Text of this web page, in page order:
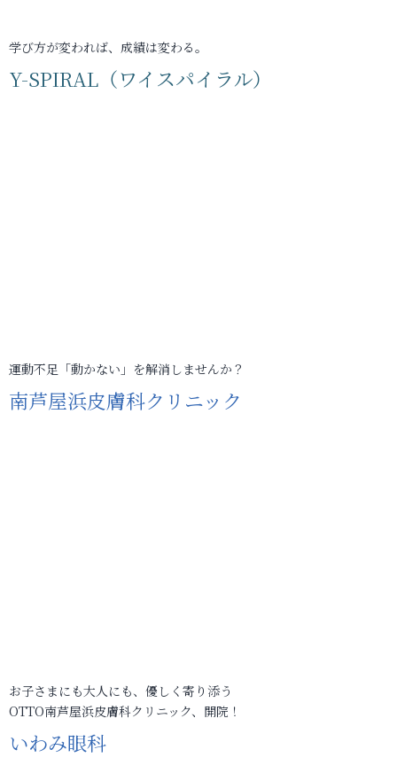
学び方が変われば、成績は変わる。
Y-SPIRAL（ワイスパイラル）
運動不足「動かない」を解消しませんか？
南芦屋浜皮膚科クリニック
お子さまにも大人にも、優しく寄り添う
OTTO南芦屋浜皮膚科クリニック、開院！
いわみ眼科